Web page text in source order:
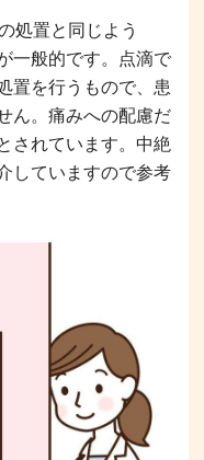
処置と同じよう
一般的です。点滴で
置を行うもので、患
ん。痛みへの配慮だ
されています。中絶
していますので参考